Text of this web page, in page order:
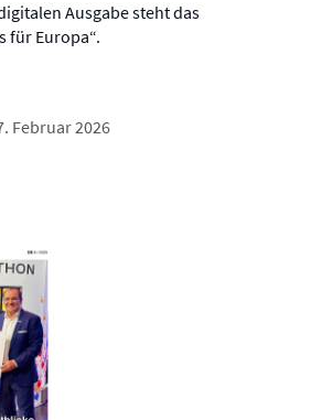
Ausgabe steht das
für Europa“.
Februar 2026